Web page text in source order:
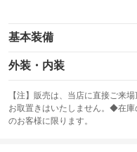
基本装備
エアバッグ：運転席/助手席/
：装備あり
：装備なし
サンルーフ
：装備あり
外装・内装
カーナビ：HDDナビ
：装備あり
TV：フルセグ
：装備あり
【注】販売は、当店に直接ご来
お取置きはいたしません。◆在
のお客様に限ります。